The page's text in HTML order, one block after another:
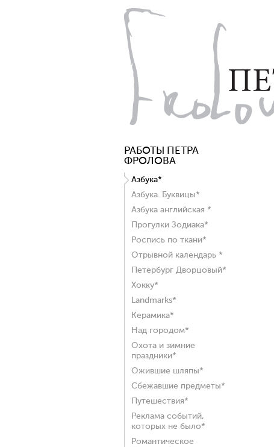
РАБОТЫ ПЕТРА
ФРОЛОВА
Азбука*
Азбука. Буквицы*
Азбука английская *
Прогулки Зодиака*
Роспись по ткани*
Отрывной календарь *
Петербург Дворцовый*
Хокку*
Landmarks*
Керамика*
Над городом*
Охота и зимние
праздники*
Ожившие шляпы*
Сбежавшие предметы*
Путешествия*
Реклама событий,
которых не было*
Романтическое